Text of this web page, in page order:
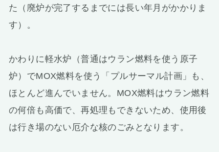
た（廃炉が完了するまでには長い年月がかかりま
す）。
かわりに軽水炉（普通はウラン燃料を使う原子
炉）でMOX燃料を使う「プルサーマル計画」も、
ほとんど進んでいません。MOX燃料はウラン燃料
の何倍も高価で、再処理もできないため、使用後
は行き場のない厄介な核のごみとなります。